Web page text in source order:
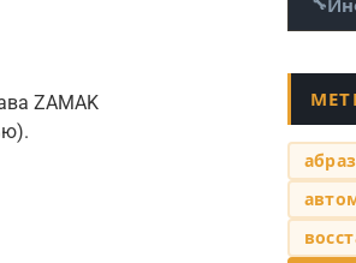
ZAMAK